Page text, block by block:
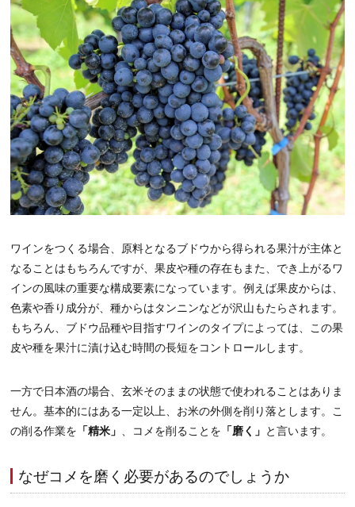
ワインをつくる場合、原料となるブドウから得られる果汁が主体と
なることはもちろんですが、果皮や種の存在もまた、でき上がるワ
インの風味の重要な構成要素になっています。例えば果皮からは、
色素や香り成分が、種からはタンニンなどが沢山もたらされます。
もちろん、ブドウ品種や目指すワインのタイプによっては、この果
皮や種を果汁に漬け込む時間の長短をコントロールします。
一方で日本酒の場合、玄米そのままの状態で使われることはありま
せん。基本的にはある一定以上、お米の外側を削り落とします。こ
の削る作業を 「精米」 、コメを削ることを 「磨く」 と言います。
なぜコメを磨く必要があるのでしょうか